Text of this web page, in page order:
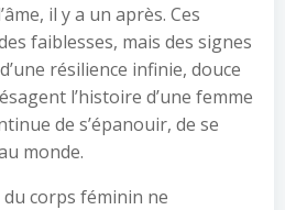
il y a un après. Ces
faiblesses, mais des signes
résilience infinie, douce
l’histoire d’une femme
de s’épanouir, de se
monde.
corps féminin ne